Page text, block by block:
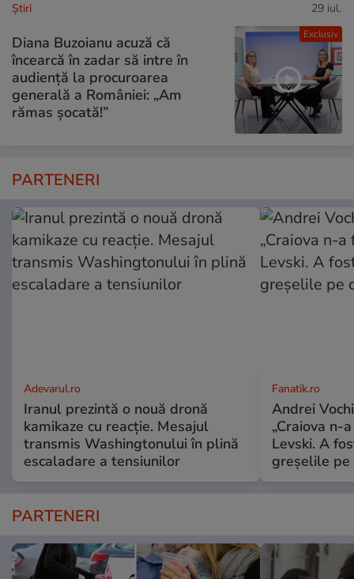
Exclusiv
Ştiri 29 iul.
Diana Buzoianu acuză că
încearcă în zadar să intre în
audiență la procuroarea
generală a României: „Am
rămas șocată!”
PARTENERI
Adevarul.ro
Iranul prezintă o nouă dronă
kamikaze cu reacție. Mesajul
transmis Washingtonului în plină
escaladare a tensiunilor
Fanatik.ro
Andrei
„Craiova n-
Levski. A
greșelile pe
PARTENERI